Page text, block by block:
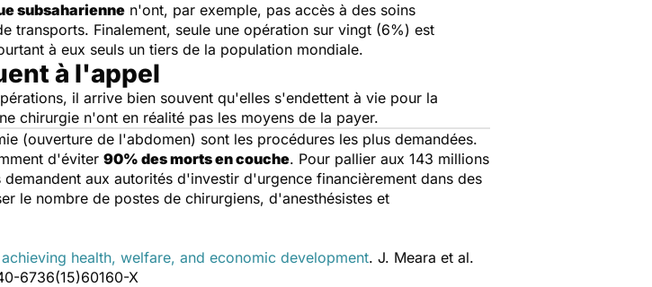
subsaharienne n'ont, par exemple, pas accès à des soins
transports. Finalement, seule une opération sur vingt (6%) est
à eux seuls un tiers de la population mondiale.
à l'appel
il arrive bien souvent qu'elles s'endettent à vie pour la
chirurgie n'ont en réalité pas les moyens de la payer.
(ouverture de l'abdomen) sont les procédures les plus demandées.
d'éviter 90% des morts en couche. Pour pallier aux 143 millions
aux autorités d'investir d'urgence financièrement dans des
le nombre de postes de chirurgiens, d'anesthésistes et
health, welfare, and economic development. J. Meara et al.
6736(15)60160-X